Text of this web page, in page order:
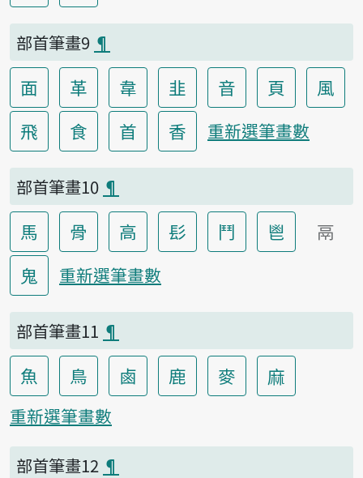
部首筆畫9 ¶
面 革 韋 韭 音 頁
風
飛
食 首 香 重新選筆畫數
部首筆畫10 ¶
馬 骨 高 髟 鬥 鬯
鬲
鬼
重新選筆畫數
部首筆畫11 ¶
魚 鳥 鹵 鹿 麥 麻
重新選筆畫數
部首筆畫12 ¶